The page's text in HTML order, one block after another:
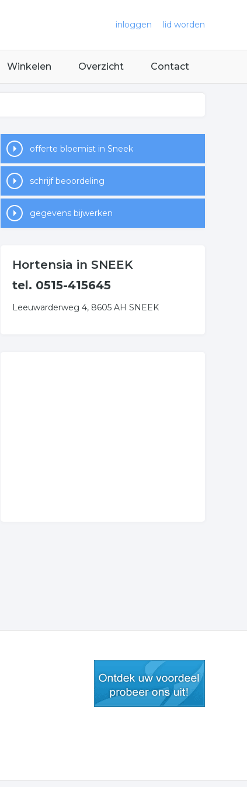
inloggen lid worden
Winkelen Overzicht Contact
offerte bloemist in Sneek
schrijf beoordeling
gegevens bijwerken
Hortensia in SNEEK
tel. 0515-415645
Leeuwarderweg 4, 8605 AH SNEEK